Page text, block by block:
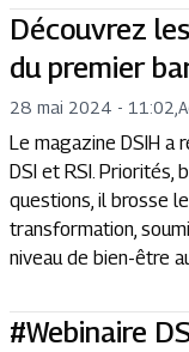
Découvrez
du premier
28 mai 2024 - 11:02
Le magazine DSIH a
DSI et RSI. Priorités,
questions, il brosse
transformation,
niveau de bien-être
#Webinaire